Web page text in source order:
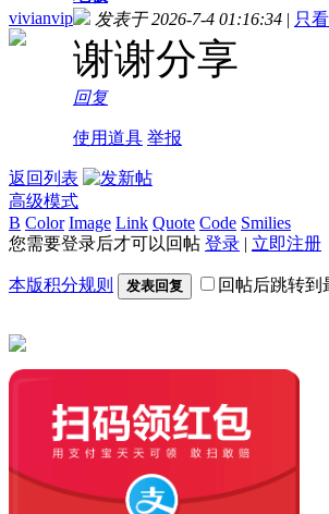
vivianvip
发表于 2026-7-4 01:16:34 | 只
谢谢分享
回复
使用道具 举报
返回列表
高级模式
B Color Image Link Quote Code Smilies
您需要登录后才可以回帖 登录 | 立即注册
本版积分规则 发表回复 回帖后跳转到